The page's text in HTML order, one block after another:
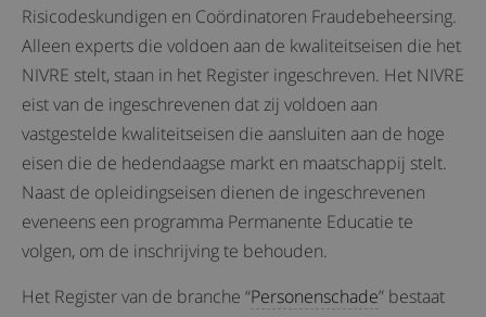
Risicodeskundigen en Coördinatoren Fraudebeheersing.
Alleen experts die voldoen aan de kwaliteitseisen die het
NIVRE stelt, staan in het Register ingeschreven. Het NIVRE
eist van de ingeschrevenen dat zij voldoen aan
vastgestelde kwaliteitseisen die aansluiten aan de hoge
eisen die de hedendaagse markt en maatschappij stelt.
Naast de opleidingseisen dienen de ingeschrevenen
eveneens een programma Permanente Educatie te
volgen, om de inschrijving te behouden.
Het Register van de branche “Personenschade” bestaat